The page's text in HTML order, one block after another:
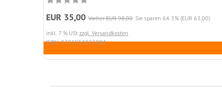
EUR 35,00 Vorher EUR 98,00 Sie sparen 64.3% (EUR 63,00)
inkl. 7 % USt zzgl. Versandkosten
ISBN: 9783954023004